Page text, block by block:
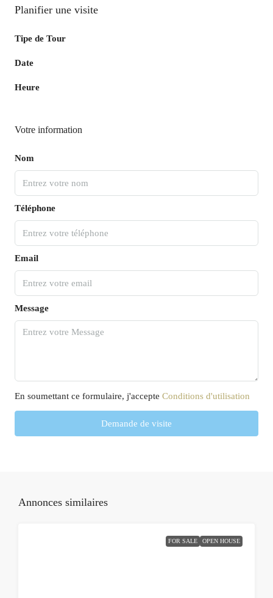
Planifier une visite
Tipe de Tour
Date
Heure
Votre information
Nom
Téléphone
Email
Message
En soumettant ce formulaire, j'accepte Conditions d'utilisation
Demande de visite
Annonces similaires
FOR SALE OPEN HOUSE